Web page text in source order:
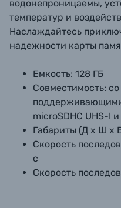
водонепроницаемы,
температур и
Наслаждайтесь
надежности карты
Емкость: 128 ГБ
Совместимость:
поддерживающими
microSDHC UHS-I
Габариты (Д х Ш х
Скорость
с
Скорость